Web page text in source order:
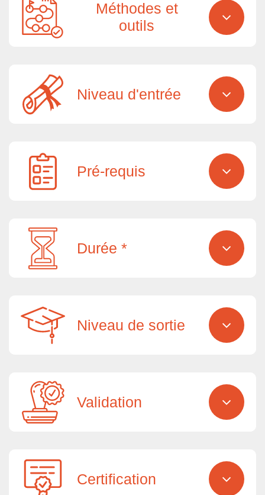
Méthodes et
outils
Niveau d'entrée
Pré-requis
Durée *
Niveau de sortie
Validation
Certification